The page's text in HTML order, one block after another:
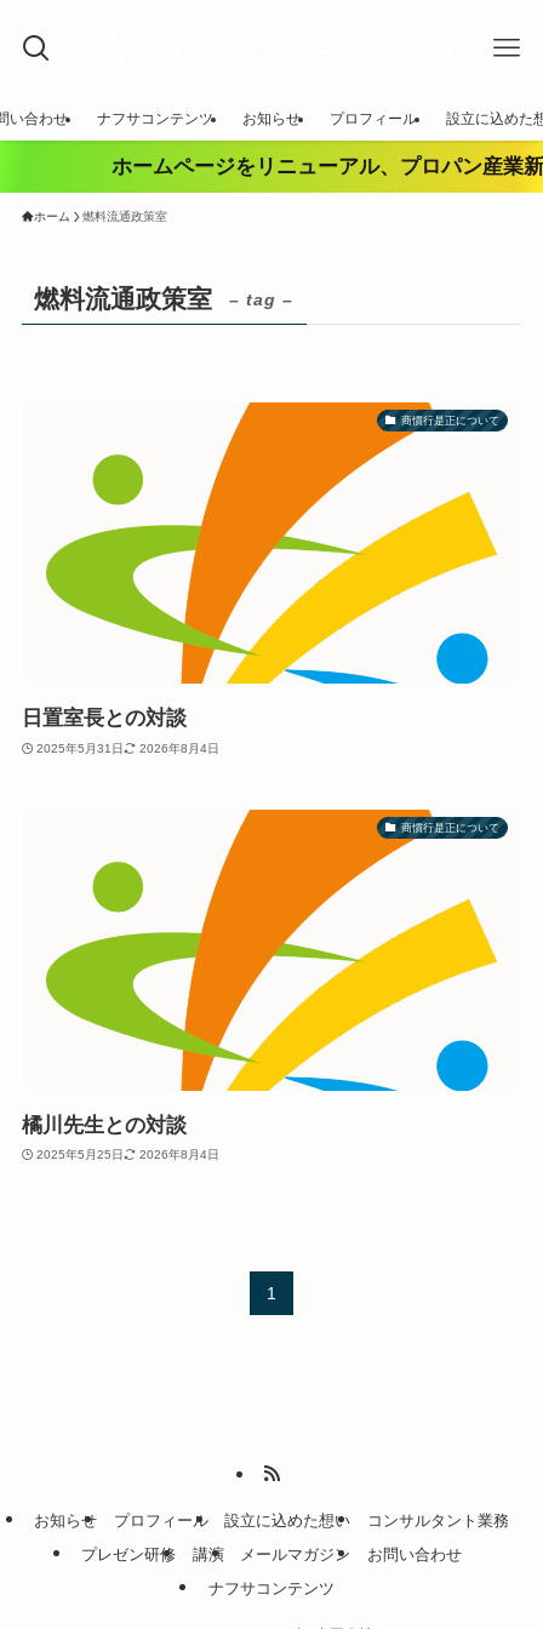
い合わせ ナフサコンテンツ お知らせ プロフィール 設立に込めた
ホームページをリニューアル、プロパン産業
ホーム 燃料流通政策室
燃料流通政策室 – tag –
商慣行是正について
日置室長との対談
2025年5月31日 2026年8月4日
商慣行是正について
橘川先生との対談
2025年5月25日 2026年8月4日
1
お知らせ プロフィール 設立に込めた想い
コンサルタント業務
プレゼン研修
講演 メールマガジン
お問い合わせ
ナフサコンテンツ